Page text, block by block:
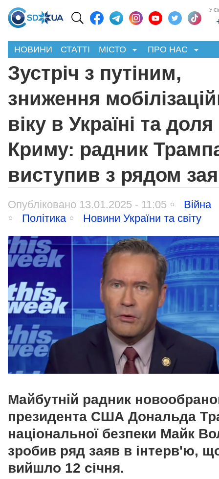
У
НОВИНИ СТАТТІ МІСТО ПРО НАС
Зустріч з путіним,
зниження
віку в Україні та доля
Криму: радник
виступив з рядом
Опубліковано 13.01.2025 - 11:05
Війна
Політика
Новини України та світу
Майбутній радник
президента США Дональда
національної безпеки Майк
зробив ряд заяв в інтерв'ю,
вийшло 12 січня.